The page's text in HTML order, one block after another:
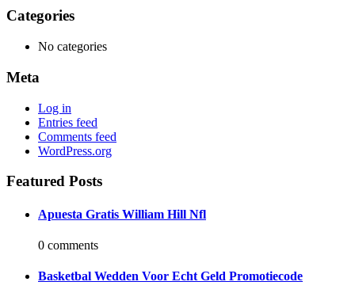
Categories
No categories
Meta
Log in
Entries feed
Comments feed
WordPress.org
Featured Posts
Apuesta Gratis William Hill Nfl
0 comments
Basketbal Wedden Voor Echt Geld Promotiecode